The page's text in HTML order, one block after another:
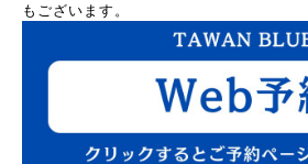
もございます。